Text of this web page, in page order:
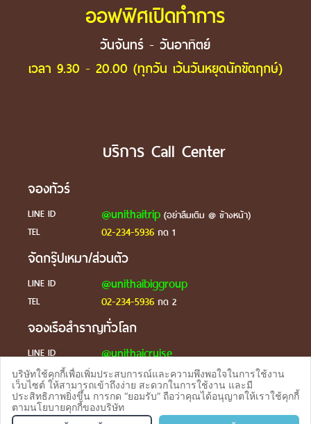
จองทัวร TEL
ออฟฟิศเปิดทำการ
วันจันทร์ - วันอาทิตย์
เวลา 9.30 - 20.00 (ทุกวัน เว้นวันหยุดนักขัตฤกษ์)
บริการ Call Center
จองทัวร์
LINE ID @unithaitrip(อย่าลืมเติม @ ข้างหน้า)
TEL
02-234-5936กด 1
จัดกรุ๊ปเหมา/ส่วนตัว
LINE ID @unithaibiggroup
TEL 02-234-5936กด 2
จองเรือสำราญทั่วโลก
LINE ID @unithaicruise
ร้องเรียน
LINE ID @unithaicare
บริษัทใช้คุกกี้เพื่อเพิ่มประสบการณ์และความพึงพอใจในการใช้งาน
เว็บไซต์ ให้สามารถเข้าถึงง่าย สะดวกในการใช้งาน และมี
ประสิทธิภาพยิ่งขึ้น การกด “ยอมรับ” ถือว่าคุณได้อนุญาตให้เราใช้คุกกี้
ตามนโยบายคุกกี้ของบริษัท